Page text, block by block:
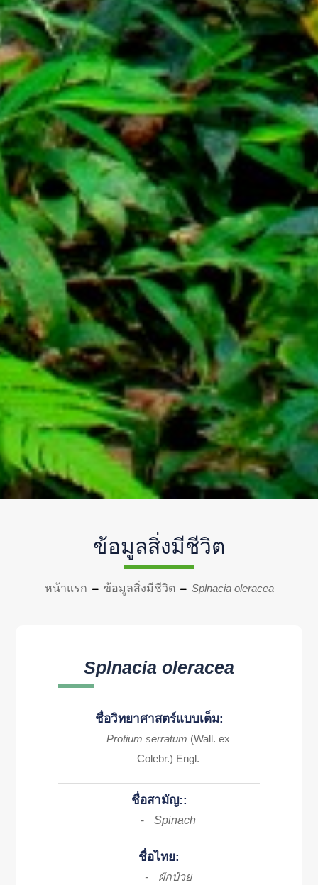
ข้อมูลสิ่งมีชีวิต
หน้าแรก ข้อมูลสิ่งมีชีวิต Splnacia oleracea
Splnacia oleracea
ชื่อวิทยาศาสตร์แบบเต็ม:
Protium serratum (Wall. ex
Colebr.) Engl.
ชื่อสามัญ::
- Spinach
ชื่อไทย:
- ผักป๋วย